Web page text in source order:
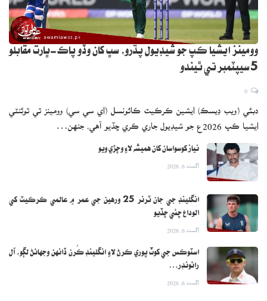
وومينز ايشيا ڪپ جو شيڊيول پڌرو، سڀ کان وڏو پاڪ-ڀارت مقابلو
5 سيپٽمبر تي ٿيندو
دبئي (ويب ڊيسڪ) ايشين ڪرڪيٽ ڪائونسل (اي سي سي) وومينز ٽي ٽوئنٽي
ايشيا ڪپ 2026ع جو شيڊيول جاري ڪري ڇڏيو آهي، جنهن…
نياز کوسواسان کان هميشه لاءِ وڇڙي ويو
اگست 6, 2026
انگلينڊ جي جان ٽرنر 25 ورهين جي عمر ۾ عالمي ڪرڪيٽ کي
الوداع چئي ڇڏيو
اگست 6, 2026
اسٽوڪس جي کوٽ پوري ڪرڻ لاءِ انگلينڊ ڪُرن ڏانهن وجهائڻ لڳو، آل
رائونڊر…
اگست 6, 2026